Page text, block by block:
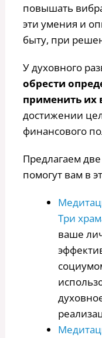
повышать
эти умения и
быту, при
У духовного
обрести
применить их
достижении
финансового
Предлагаем
помогут вам в
Три
ваше